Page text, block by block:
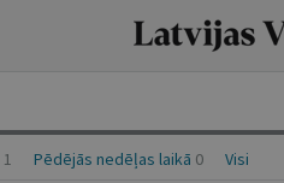
1 Pēdējās nedēļas laikā 0 Visi